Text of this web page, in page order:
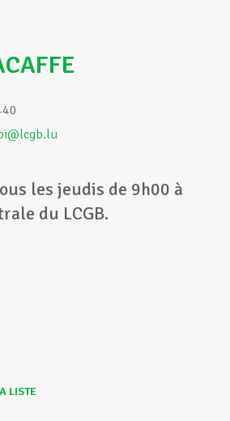
les jeudis de 9h00 à
du LCGB.
LISTE